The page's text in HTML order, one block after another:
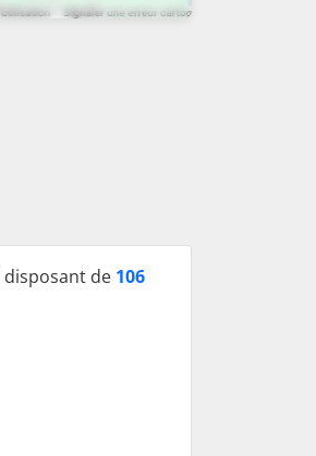
disposant de 106